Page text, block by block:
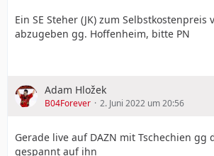
Ein SE Steher (JK) zum Selbstkostenpreis
abzugeben gg. Hoffenheim, bitte PN
Adam Hložek
B04Forever 2. Juni 2022 um 20:56
Gerade live auf DAZN mit Tschechien gg
gespannt auf ihn